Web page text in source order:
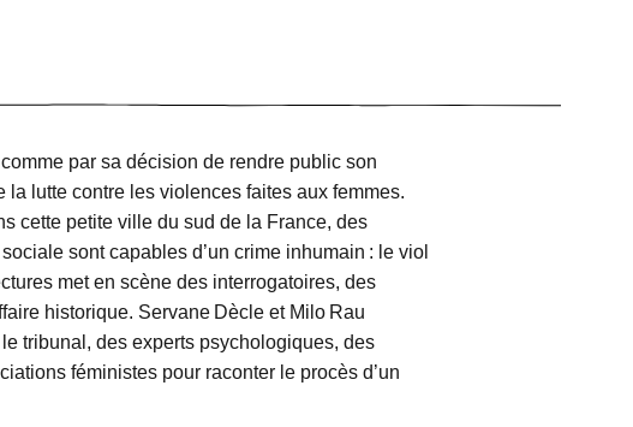
par sa décision de rendre public son
lutte contre les violences faites aux femmes.
cette petite ville du sud de la France, des
sont capables d’un crime inhumain : le viol
met en scène des interrogatoires, des
historique. Servane Dècle et Milo Rau
tribunal, des experts psychologiques, des
féministes pour raconter le procès d’un